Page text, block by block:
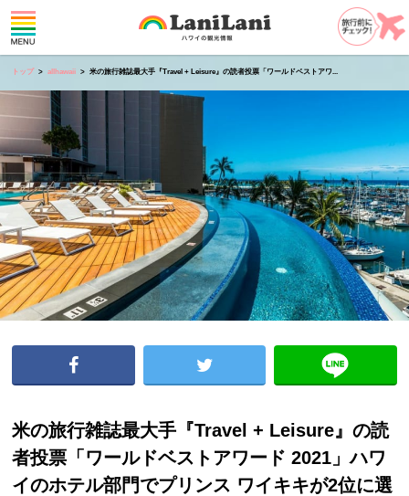
トップ allhawaii 米の旅行雑誌最大手『Travel + Leisure』の読者投票「ワールドベストアワ...
米の旅行雑誌最大手『Travel + Leisure』の読
者投票「ワールドベストアワード 2021」ハワ
イのホテル部門でプリンス ワイキキが2位に選